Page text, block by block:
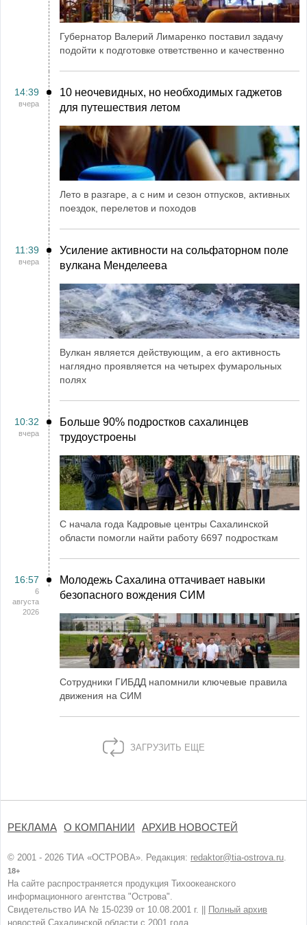
Губернатор Валерий Лимаренко поставил задачу
подойти к подготовке ответственно и качественно
14:39
вчера
10 неочевидных, но необходимых гаджетов
для путешествия летом
Лето в разгаре, а с ним и сезон отпусков, активных
поездок, перелетов и походов
11:39
вчера
Усиление активности на сольфаторном поле
вулкана Менделеева
Вулкан является действующим, а его активность
наглядно проявляется на четырех фумарольных
полях
10:32
вчера
Больше 90% подростков сахалинцев
трудоустроены
С начала года Кадровые центры Сахалинской
области помогли найти работу 6697 подросткам
16:57
6
августа
2026
Молодежь Сахалина оттачивает навыки
безопасного вождения СИМ
Сотрудники ГИБДД напомнили ключевые правила
движения на СИМ
ЗАГРУЗИТЬ ЕЩЕ
РЕКЛАМА О КОМПАНИИ АРХИВ НОВОСТЕЙ
© 2001 - 2026 ТИА «ОСТРОВА». Редакция: redaktor@tia-ostrova.ru.
18+
На сайте распространяется продукция Тихоокеанского
информационного агентства "Острова".
Свидетельство ИА № 15-0239 от 10.08.2001 г. ||
Полный архив
новостей Сахалинской области с 2001 года